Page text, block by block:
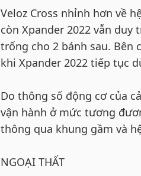
Veloz Cross nhỉnh hơn về
còn Xpander 2022 vẫn
trống cho 2 bánh sau. Bên
khi Xpander 2022 tiếp tục
Do thông số động cơ của
vận hành ở mức tương
thông qua khung gầm và
NGOẠI THẤT